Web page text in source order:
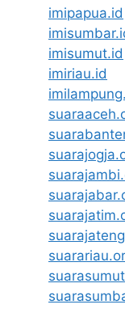
imipapua.id
imisumut.id
imiriau.id